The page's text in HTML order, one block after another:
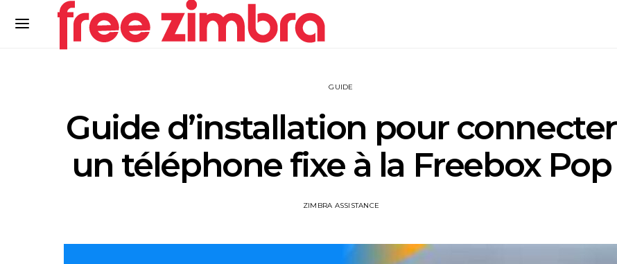
GUIDE
Guide d’installation pour connecter
un téléphone fixe à la Freebox Pop
ZIMBRA ASSISTANCE